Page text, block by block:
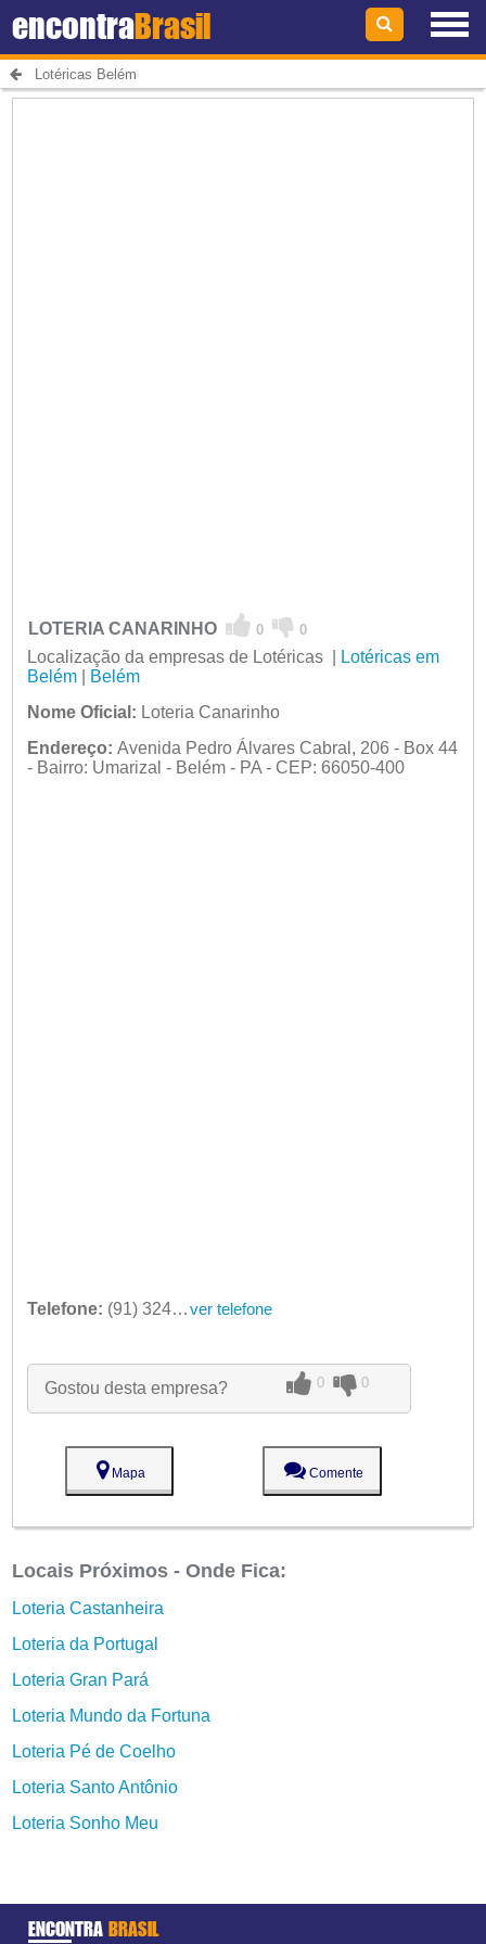
encontraBrasil
Lotéricas Belém
LOTERIA CANARINHO 0 0
Localização da empresas de Lotéricas |
Lotéricas em
Belém|
Belém
Nome Oficial: Loteria Canarinho
Endereço: Avenida Pedro Álvares Cabral, 206 - Box 44
- Bairro: Umarizal - Belém - PA - CEP: 66050-400
Telefone: (91) 3243-3971 ver telefone
Gostou desta empresa? 0 0
Mapa Comente
Locais Próximos - Onde Fica:
Loteria Castanheira
Loteria da Portugal
Loteria Gran Pará
Loteria Mundo da Fortuna
Loteria Pé de Coelho
Loteria Santo Antônio
Loteria Sonho Meu
ENCONTRA BRASIL